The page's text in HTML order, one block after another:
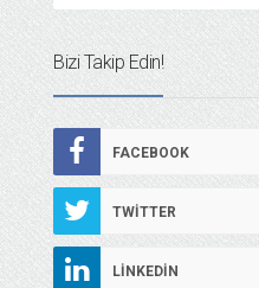
Bizi Takip Edin!
FACEBOOK
TWITTER
LINKEDIN